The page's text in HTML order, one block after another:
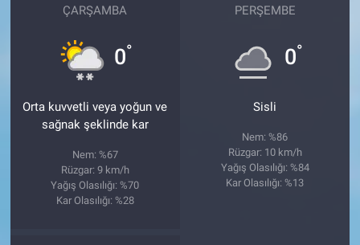
ÇARŞAMBA
0°
Orta kuvvetli veya yoğun ve
sağnak şeklinde kar
Nem: %67
Rüzgar: 9 km/h
Yağış Olasılığı: %70
Kar Olasılığı: %28
PERŞEMBE
0°
Sisli
Nem: %86
Rüzgar: 10 km/h
Yağış Olasılığı: %84
Kar Olasılığı: %13